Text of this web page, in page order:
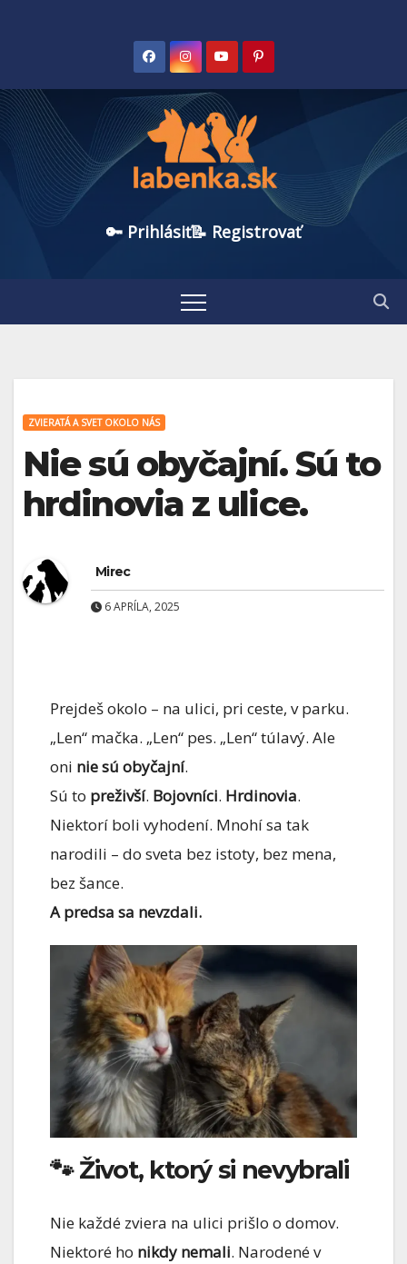
🔑 Prihlásiť📝 Registrovať
ZVIERATÁ A SVET OKOLO NÁS
Nie sú obyčajní. Sú to
hrdinovia z ulice.
Mirec
6 APRÍLA, 2025
Prejdeš okolo – na ulici, pri ceste, v parku.
„Len“ mačka. „Len“ pes. „Len“ túlavý. Ale
oni nie sú obyčajní.
Sú to preživší. Bojovníci. Hrdinovia.
Niektorí boli vyhodení. Mnohí sa tak
narodili – do sveta bez istoty, bez mena,
bez šance.
A predsa sa nevzdali.
🐾 Život, ktorý si nevybrali
Nie každé zviera na ulici prišlo o domov.
Niektoré ho nikdy nemali. Narodené v